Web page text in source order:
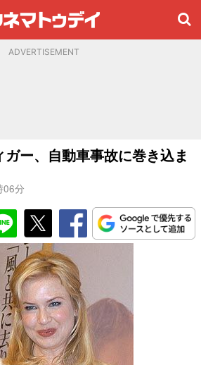
ADVERTISEMENT
ー、自動車事故に巻き込ま
06分